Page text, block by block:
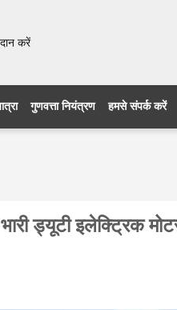
करें
गुणवत्ता नियंत्रण हमसे संपर्क करें
ड्यूटी इलेक्ट्रिक